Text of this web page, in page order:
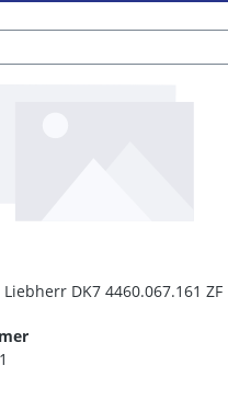
DK7 4460.067.161 ZF